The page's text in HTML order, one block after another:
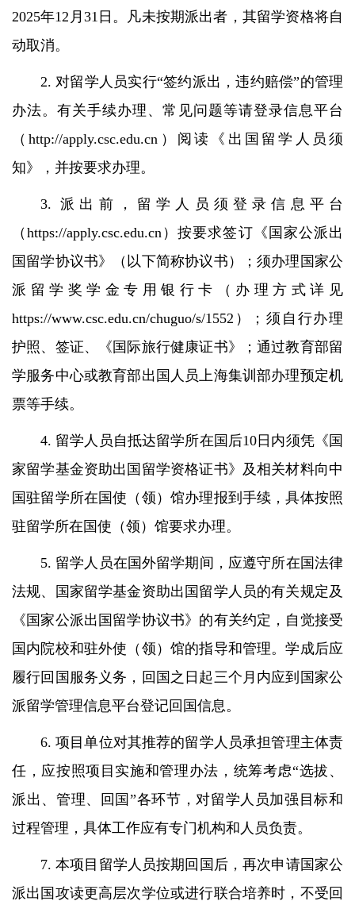
2025年12月31日。凡未按期派出者，其留学资格将自
动取消。
2. 对留学人员实行“签约派出，违约赔偿”的管理
办法。有关手续办理、常见问题等请登录信息平台
（http://apply.csc.edu.cn）阅读《出国留学人员须
知》，并按要求办理。
3. 派出前，留学人员须登录信息平台
（https://apply.csc.edu.cn）按要求签订《国家公派出
国留学协议书》（以下简称协议书）；须办理国家公
派留学奖学金专用银行卡（办理方式详见
https://www.csc.edu.cn/chuguo/s/1552）；须自行办理
护照、签证、《国际旅行健康证书》；通过教育部留
学服务中心或教育部出国人员上海集训部办理预定机
票等手续。
4. 留学人员自抵达留学所在国后10日内须凭《国
家留学基金资助出国留学资格证书》及相关材料向中
国驻留学所在国使（领）馆办理报到手续，具体按照
驻留学所在国使（领）馆要求办理。
5. 留学人员在国外留学期间，应遵守所在国法律
法规、国家留学基金资助出国留学人员的有关规定及
《国家公派出国留学协议书》的有关约定，自觉接受
国内院校和驻外使（领）馆的指导和管理。学成后应
履行回国服务义务，回国之日起三个月内应到国家公
派留学管理信息平台登记回国信息。
6. 项目单位对其推荐的留学人员承担管理主体责
任，应按照项目实施和管理办法，统筹考虑“选拔、
派出、管理、回国”各环节，对留学人员加强目标和
过程管理，具体工作应有专门机构和人员负责。
7. 本项目留学人员按期回国后，再次申请国家公
派出国攻读更高层次学位或进行联合培养时，不受回